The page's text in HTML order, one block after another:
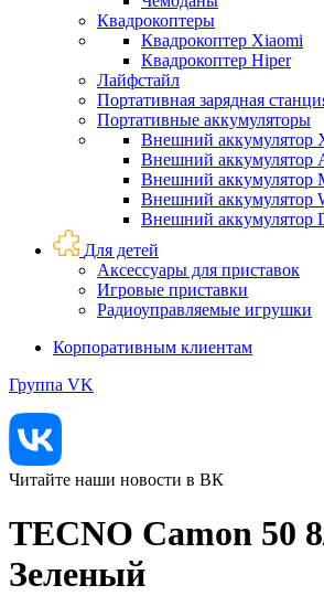
Квадрокоптеры
Квадрокоптер Xiaomi
Квадрокоптер Hiper
Лайфстайл
Портативная зарядная
Портативные аккумуляторы
Внешний аккумулятор
Внешний аккумулятор
Внешний аккумулятор
Внешний аккумулятор
Внешний аккумулятор
Для детей
Аксессуары для приставок
Игровые приставки
Радиоуправляемые игрушки
Корпоративным клиентам
Группа VK
Читайте наши новости в ВК
TECNO Camon 50
Зеленый